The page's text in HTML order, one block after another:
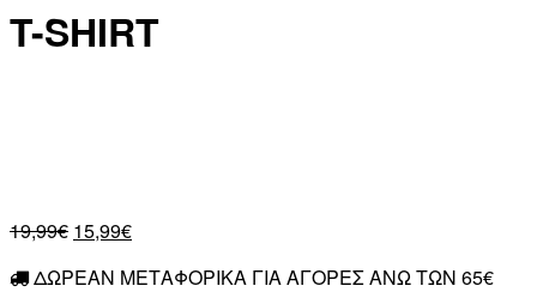
T-SHIRT
19,99€ 15,99€
ΔΩΡΕΑΝ ΜΕΤΑΦΟΡΙΚΑ ΓΙΑ ΑΓΟΡΕΣ ΑΝΩ ΤΩΝ 65€